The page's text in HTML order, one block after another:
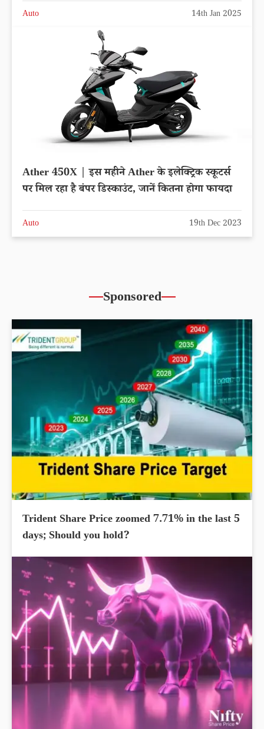
Auto 14th Jan 2025
Ather 450X | इस महीने Ather के इलेक्ट्रिक स्कूटर्स
पर मिल रहा है बंपर डिस्काउंट, जानें कितना होगा फायदा
Auto 19th Dec 2023
Sponsored
Trident Share Price zoomed 7.71% in the last 5
days; Should you hold?